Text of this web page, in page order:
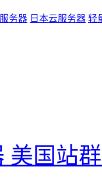
务器 日本云服务器 轻
美国站